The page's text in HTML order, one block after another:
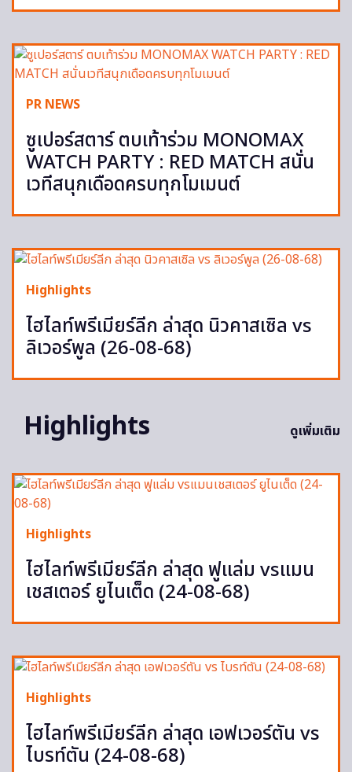
PR NEWS
ซูเปอร์สตาร์ ตบเท้าร่วม MONOMAX
WATCH PARTY : RED MATCH สนั่น
เวทีสนุกเดือดครบทุกโมเมนต์
Highlights
ไฮไลท์พรีเมียร์ลีก ล่าสุด นิวคาสเซิล vs
ลิเวอร์พูล (26-08-68)
Highlights ดูเพิ่มเติม
Highlights
ไฮไลท์พรีเมียร์ลีก ล่าสุด ฟูแล่ม vsแมน
เชสเตอร์ ยูไนเต็ด (24-08-68)
Highlights
ไฮไลท์พรีเมียร์ลีก ล่าสุด เอฟเวอร์ตัน vs
ไบรท์ตัน (24-08-68)